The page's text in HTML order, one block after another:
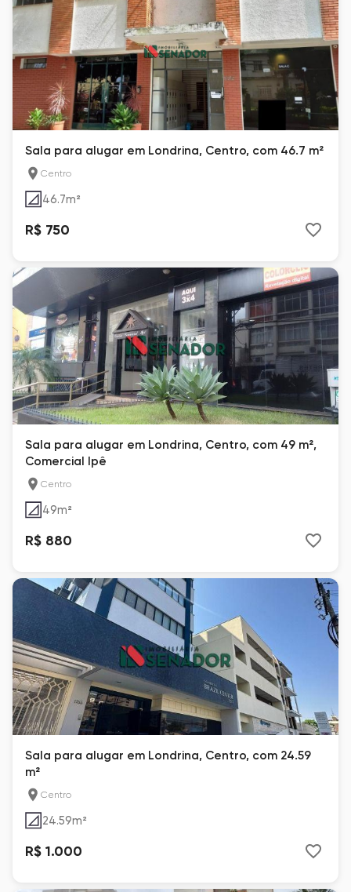
Sala para alugar em Londrina, Centro, com 46.7 m²
Centro
46.7m²
R$ 750
Sala para alugar em Londrina, Centro, com 49 m²,
Comercial Ipê
Centro
49m²
R$ 880
Sala para alugar em Londrina, Centro, com 24.59
m²
Centro
24.59m²
R$ 1.000